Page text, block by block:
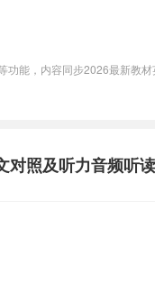
能，内容同步2026最新教
对照及听力音频听读